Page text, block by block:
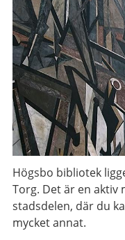
Högsbo bibliotek
Torg. Det är en aktiv
stadsdelen, där du
mycket annat.